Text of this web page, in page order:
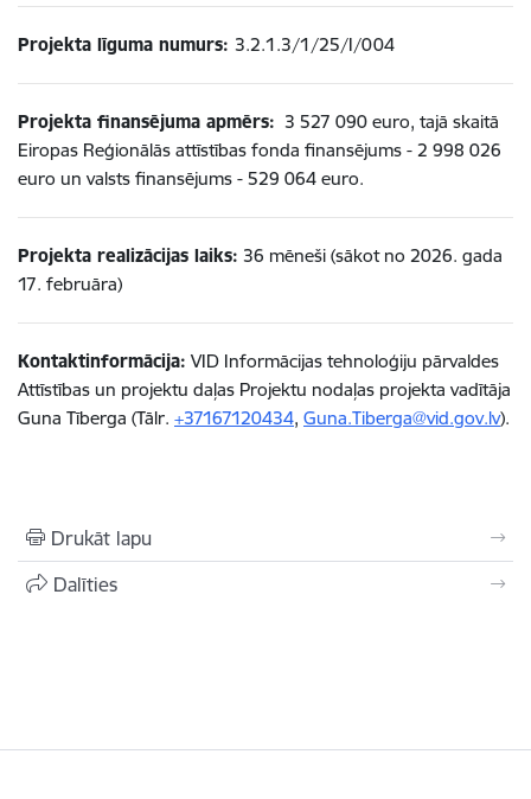
Projekta līguma numurs: 3.2.1.3/1/25/I/004
Projekta finansējuma apmērs: 3 527 090 euro, tajā skaitā
Eiropas Reģionālās attīstības fonda finansējums - 2 998 026
euro un valsts finansējums - 529 064 euro.
Projekta realizācijas laiks: 36 mēneši (sākot no 2026. gada
17. februāra)
Kontaktinformācija: VID Informācijas tehnoloģiju pārvaldes
Attīstības un projektu daļas Projektu nodaļas projekta vadītāja
Guna Tīberga (Tālr. +37167120434, Guna.Tiberga@vid.gov.lv).
Drukāt lapu
Dalīties